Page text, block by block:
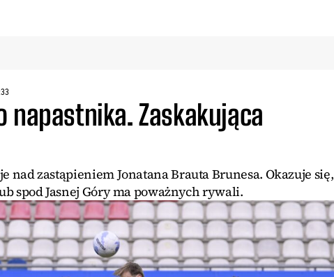
napastnika. Zaskakująca
nad zastąpieniem Jonatana Brauta Brunesa. Okazuje się,
spod Jasnej Góry ma poważnych rywali.